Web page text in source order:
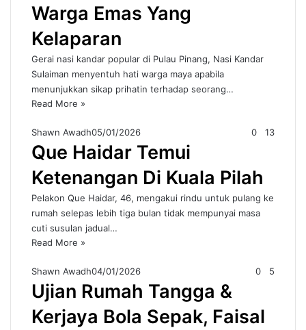
Warga Emas Yang
Kelaparan
Gerai nasi kandar popular di Pulau Pinang, Nasi Kandar
Sulaiman menyentuh hati warga maya apabila
menunjukkan sikap prihatin terhadap seorang…
Read More »
Shawn Awadh05/01/2026 0 13
Que Haidar Temui
Ketenangan Di Kuala Pilah
Pelakon Que Haidar, 46, mengakui rindu untuk pulang ke
rumah selepas lebih tiga bulan tidak mempunyai masa
cuti susulan jadual…
Read More »
Shawn Awadh04/01/2026 0 5
Ujian Rumah Tangga &
Kerjaya Bola Sepak, Faisal